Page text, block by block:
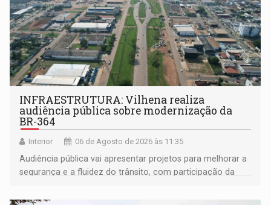
INFRAESTRUTURA: Vilhena realiza
audiência pública sobre modernização da
BR-364
Interior 06 de Agosto de 2026 às 11:35
Audiência pública vai apresentar projetos para melhorar a
segurança e a fluidez do trânsito, com participação da